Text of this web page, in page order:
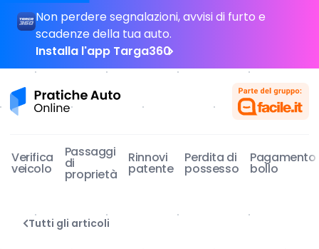
Non perdere segnalazioni, avvisi di furto e
scadenze della tua auto.
Installa l'app Targa360
Pratiche Auto Online
Verifica
veicolo
Passaggi
di
proprietà
Rinnovi
patente
Perdita di
possesso
Pagamento
bollo
Tutti gli articoli